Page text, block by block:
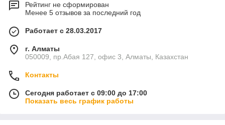
Рейтинг не сформирован
Менее 5 отзывов за последний год
Работает с 28.03.2017
г. Алматы
050009, пр.Абая 127, офис 3, Алматы, Казахстан
Контакты
Сегодня работает с 09:00 до 17:00
Показать весь график работы